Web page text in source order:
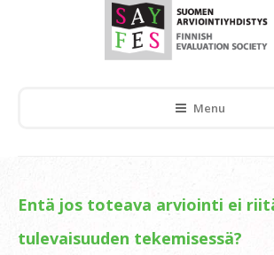
Menu
Entä jos toteava arviointi ei
tulevaisuuden tekemisessä?